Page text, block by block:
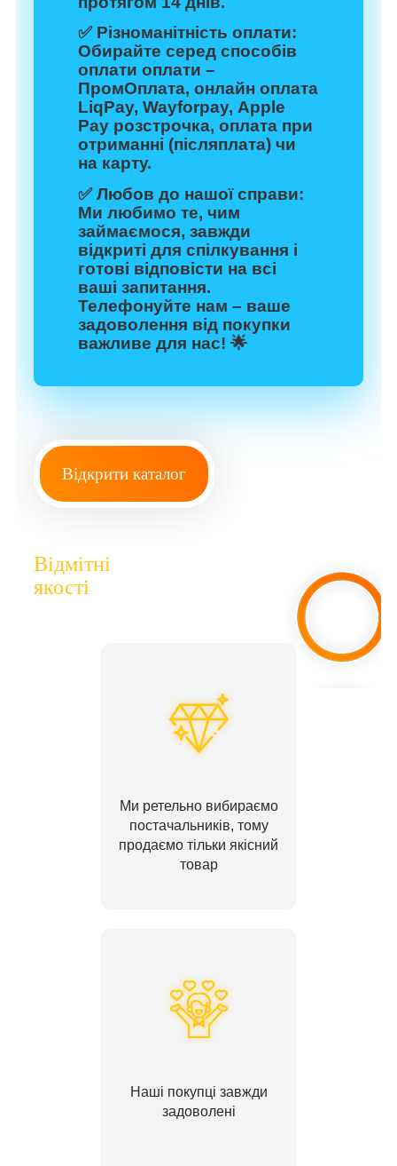
✅ Різноманітність оплати:
Обирайте серед способів
оплати оплати –
ПромОплата, онлайн оплата
LiqPay, Wayforpay, Apple
Pay розстрочка, оплата при
отриманні (післяплата) чи
на карту.
✅Любов до нашої справи:
Ми любимо те, чим
займаємося, завжди
відкриті для спілкування і
готові відповісти на всі
ваші запитання.
Телефонуйте нам – ваше
задоволення від покупки
важливе для нас! 🌟
Відкрити каталог
Відмітні
якості
Ми ретельно вибираємо
постачальників, тому
продаємо тільки якісний
товар
Наші покупці завжди
задоволені